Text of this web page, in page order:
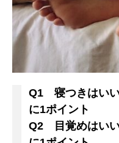
Q1 寝つきはいい
に1ポイント
Q2 目覚めはいい